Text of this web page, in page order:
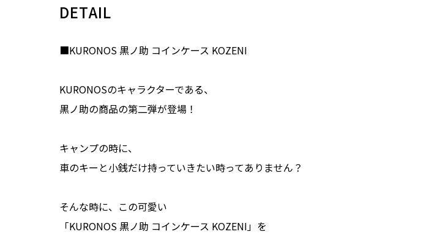
DETAIL
■KURONOS 黒ノ助 コインケース KOZENI
KURONOSのキャラクターである、
黒ノ助の商品の第二弾が登場！
キャンプの時に、
車のキーと小銭だけ持っていきたい時ってありません？
そんな時に、この可愛い
「KURONOS 黒ノ助 コインケース KOZENI」を